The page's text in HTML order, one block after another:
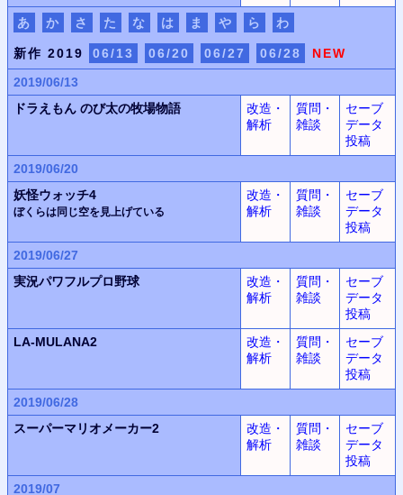
あ か さ た な は ま や ら わ
新作 2019 06/13 06/20 06/27 06/28
NEW
2019/06/13
ドラえもん のび太の牧場物語
改造・
解析
質問・
雑談
セーブ
データ
投稿
2019/06/20
妖怪ウォッチ4
ぼくらは同じ空を見上げている
改造・
解析
質問・
雑談
セーブ
データ
投稿
2019/06/27
実況パワフルプロ野球
改造・
解析
質問・
雑談
セーブ
データ
投稿
LA-MULANA2
改造・
解析
質問・
雑談
セーブ
データ
投稿
2019/06/28
スーパーマリオメーカー2
改造・
解析
質問・
雑談
セーブ
データ
投稿
2019/07